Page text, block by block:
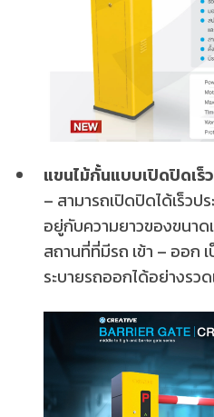
แขนไม้กั้นแบบเปิดปิดเร็
– สามารถเปิดปิดได้เร็ว
อยู่กับความยาวของขนาด
สถานที่ที่มีรถ เข้า – ออก
ระบายรถออกได้อย่างรวด